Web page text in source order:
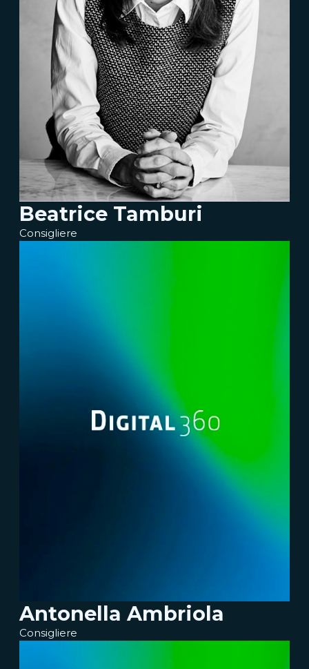
Beatrice Tamburi
Consigliere
Antonella Ambriola
Consigliere